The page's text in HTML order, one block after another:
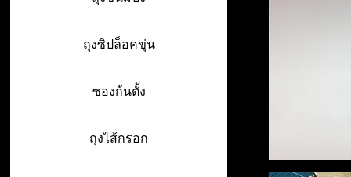
ถุงซิปล็อคขุ่น
ซองก้นตั้ง
ถุงไส้กรอก